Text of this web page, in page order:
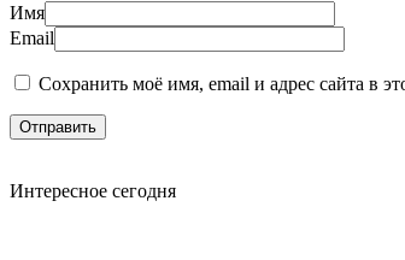
Имя
Email
Сохранить моё имя, email и адрес сайта в
Интересное сегодня